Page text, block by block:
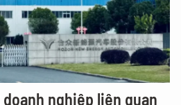
nghiệp liên quan